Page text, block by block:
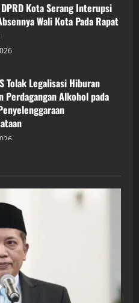
Kota Serang Interupsi
Wali Kota Pada Rapat
Tolak Legalisasi Hiburan
Perdagangan Alkohol pada